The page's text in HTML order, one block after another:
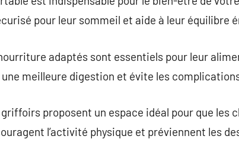
pour leur sommeil et aide à leur équilibre
adaptés sont essentiels pour leur
meilleure digestion et évite les
proposent un espace idéal pour que les
l’activité physique et préviennent les